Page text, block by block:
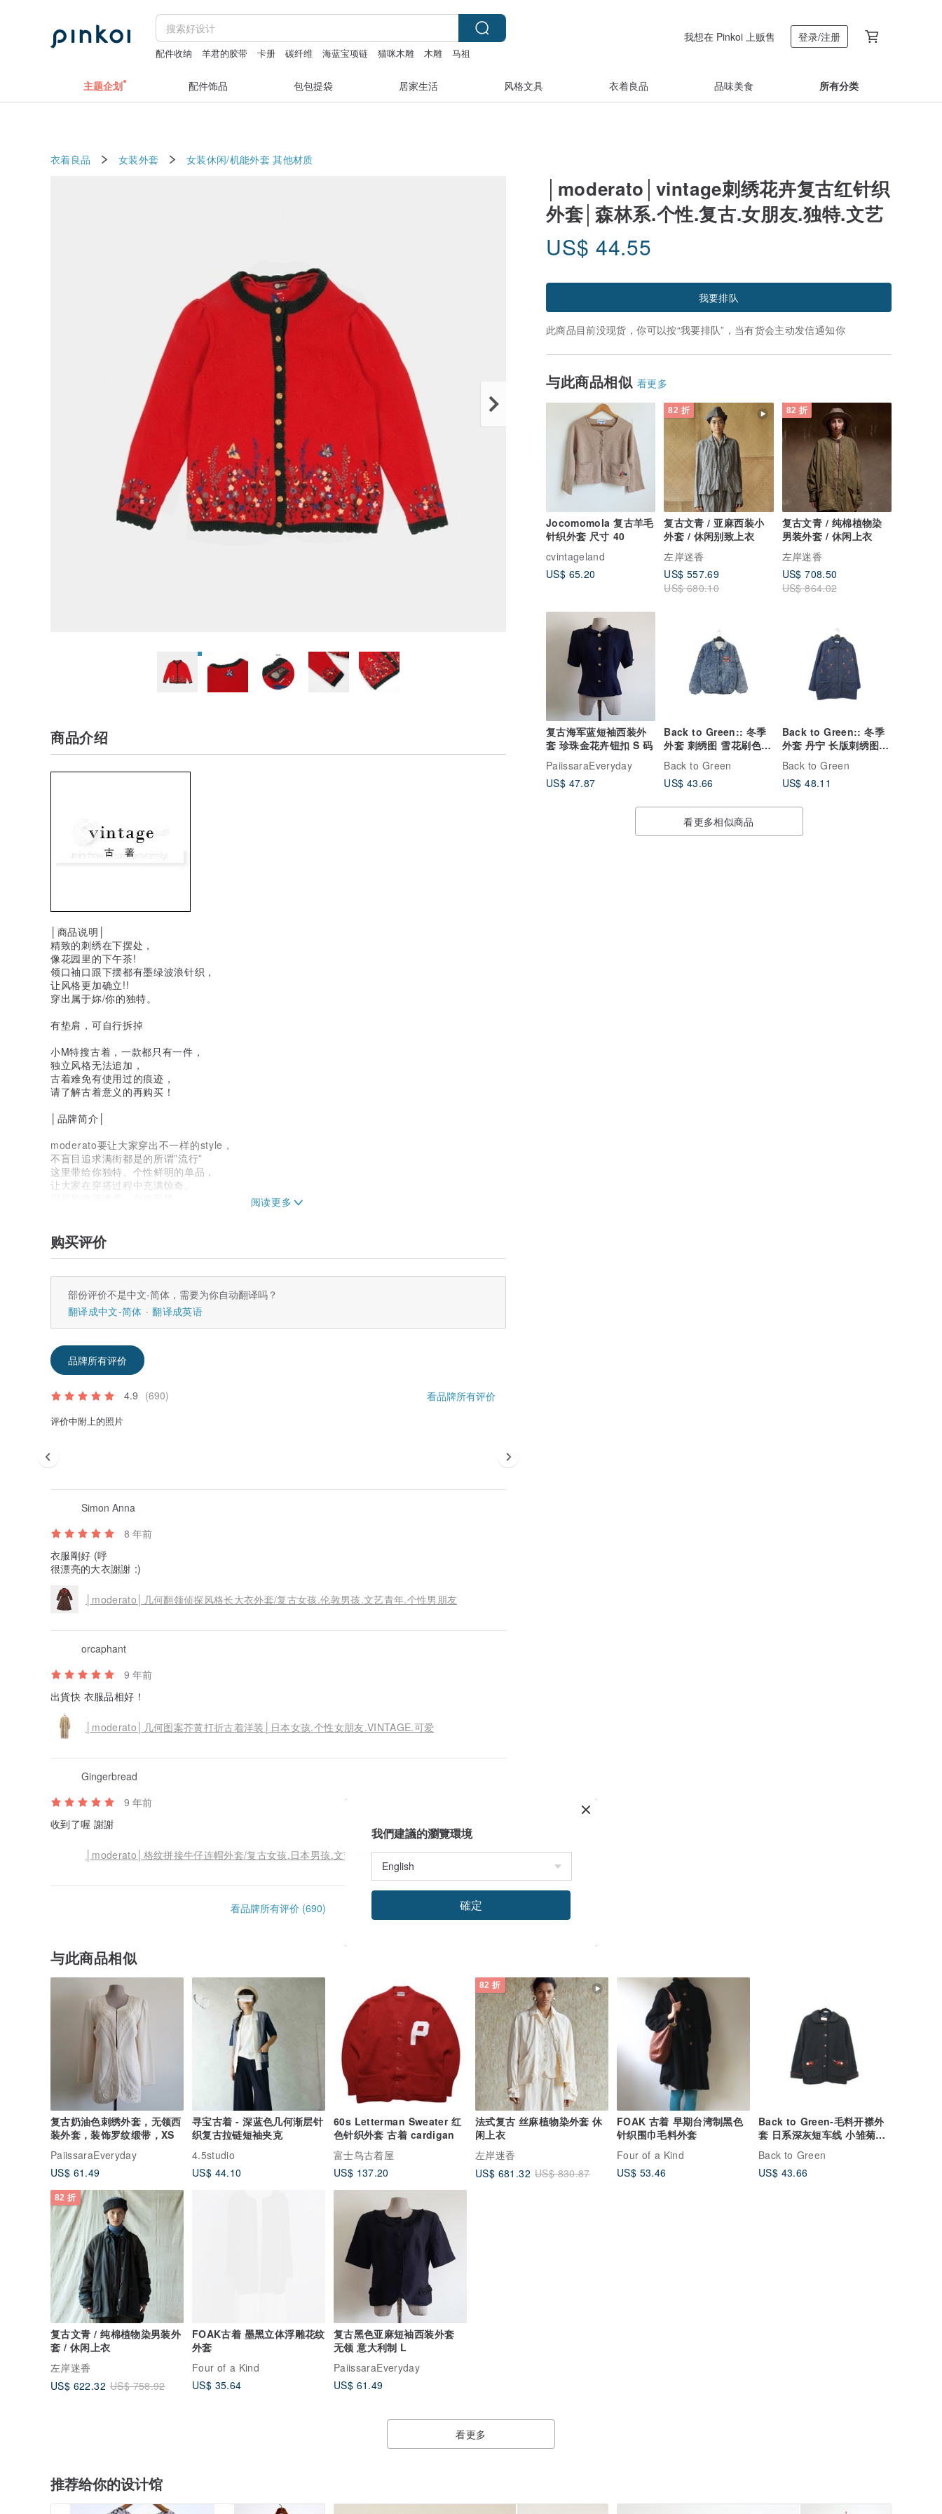
配件收纳 羊君的胶带 卡册 碳纤维 海蓝宝项链 猫咪木雕 木雕 马祖
我想在 Pinkoi 上贩售 登录/注册
主题企划 配件饰品 包包提袋 居家生活 风格文具 衣着良品 品味美食 所有分类
衣着良品 女装外套 女装休闲/机能外套 其他材质
│moderato│vintage刺绣花卉复古红针织
外套│森林系.个性.复古.女朋友.独特.文艺
US$ 44.55
我要排队
此商品目前没现货，你可以按“我要排队”，当有货会主动发信通知你
与此商品相似 看更多
Jocomomola 复古羊毛
针织外套 尺寸 40
cvintageland
US$ 65.20
82 折
复古文青 / 亚麻西装小
外套 / 休闲别致上衣
左岸迷香
US$ 557.69
US$ 680.10
82 折
复古文青 / 纯棉植物染
男装外套 / 休闲上衣
左岸迷香
US$ 708.50
US$ 864.02
复古海军蓝短袖西装外
套 珍珠金花卉钮扣 S 码
PaiissaraEveryday
US$ 47.87
Back to Green:: 冬季
外套 刺绣图 雪花刷色
cn-27 vintage
Back to Green
US$ 43.66
Back to Green:: 冬季
外套 丹宁 长版刺绣图腾
cd-19 vintage
Back to Green
US$ 48.11
看更多相似商品
商品介绍
│商品说明│
精致的刺绣在下摆处，
像花园里的下午茶!
领口袖口跟下摆都有墨绿波浪针织，
让风格更加确立!!
穿出属于妳/你的独特。
有垫肩，可自行拆掉
小M特搜古着，一款都只有一件，
独立风格无法追加，
古着难免有使用过的痕迹，
请了解古着意义的再购买！
│品牌简介│
moderato要让大家穿出不一样的style，
不盲目追求满街都是的所谓”流行”
这里带给你独特、个性鲜明的单品，
让大家在穿搭过程中充满惊奇。
衣长64cm
胸宽48cm
下摆45cm
袖长60cm
袖口11cm
平量尺寸
产地/制造方式
购买评价
部份评价不是中文-简体，需要为你自动翻译吗？
翻译成中文-简体
翻译成英语
品牌所有评价
4.9 (690) 看品牌所有评价
评价中附上的照片
Simon Anna
8 年前
衣服剛好 (呼
很漂亮的大衣謝謝 :)
│moderato│几何翻领侦探风格长大衣外套/复古女孩.伦敦男孩.文艺青年.个性男朋友
orcaphant
9 年前
出貨快 衣服品相好！
│moderato│几何图案芥黄打折古着洋装│日本女孩.个性女朋友.VINTAGE.可爱
Gingerbread
9 年前
收到了喔 謝謝
│moderato│格纹拼接牛仔连帽外套/复古女孩.日本男孩.文艺青年.个性男朋友
看品牌所有评价 (690)
与此商品相似
复古奶油色刺绣外套，无领西
装外套，装饰罗纹缎带，XS
PaiissaraEveryday
US$ 61.49
寻宝古着 - 深蓝色几何渐层针
织复古拉链短袖夹克
4.5studio
US$ 44.10
60s Letterman Sweater 红
色针织外套 古着 cardigan
富士鸟古着屋
US$ 137.20
82 折
法式复古 丝麻植物染外套 休
闲上衣
左岸迷香
US$ 681.32 US$ 830.87
FOAK 古着 早期台湾制黑色
针织围巾毛料外套
Four of a Kind
US$ 53.46
Back to Green-毛料开襟外
套 日系深灰短车线 小雏菊W-
09/vintage
Back to Green
US$ 43.66
82 折
复古文青 / 纯棉植物染男装外
套 / 休闲上衣
左岸迷香
US$ 622.32 US$ 758.92
FOAK古着 墨黑立体浮雕花纹
外套
Four of a Kind
US$ 35.64
复古黑色亚麻短袖西装外套
无领 意大利制 L
PaiissaraEveryday
US$ 61.49
看更多
推荐给你的设计馆
我們建議的瀏覽環境
確定